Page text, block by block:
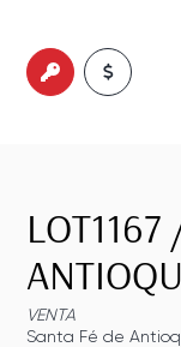
LOT1167
VENTA
Santa Fé de